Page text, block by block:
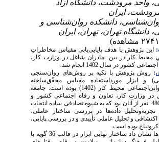
واحد مرودشت، دانشگاه آزاد
ایران
دانشکده روان‌شناسی و
دانشگاه تهران، تهران، ایران
پژوهش با هدف پایایی‌یابی مقیاس مخاطراتِ
محیط کار در بین مادران شاغل در وزارت کار،
کشور در سال 1402 انجام شد.
روش پژوهش با تکیه بر روش‌های روان‌سنجی
و ابزار مورداستفاده مقیاس محقّق‌ساخته
مخاطرات روانی‌اجتماعی محیط کار (1402) بوده است. جامعه
وزارت کار، تعاون و رفاه اجتماعی کشور و
نمونه آماری 480 نفر از آنان بود که به شیوه تصادفی ساده انتخاب
داده‌ها در بررسی ساختار عاملی،
و تحلیل عاملی تأییدی و در بررسی پایایی،
بوده است.
یافته‌ها نشان داد ساختار نهایی ابزار در قالب 36 گویه با